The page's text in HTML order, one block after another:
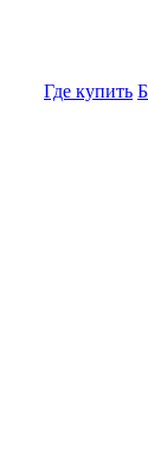
Где купить